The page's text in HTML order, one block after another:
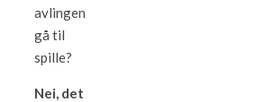
avlingen
gå til
spille?
Nei, det